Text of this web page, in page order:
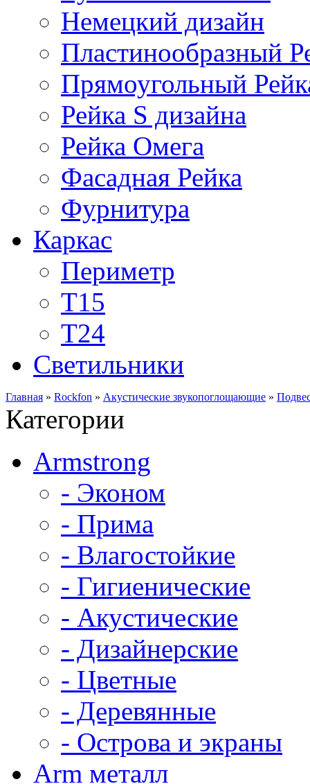
Немецкий дизайн
Пластинообразный
Прямоугольный
Рейка S дизайна
Рейка Омега
Фасадная Рейка
Фурнитура
Каркас
Периметр
Т15
Т24
Светильники
Главная » Rockfon » Акустические звукопоглощающие »
Категории
Armstrong
- Эконом
- Прима
- Влагостойкие
- Гигиенические
- Акустические
- Дизайнерские
- Цветные
- Деревянные
- Острова и экраны
Arm металл